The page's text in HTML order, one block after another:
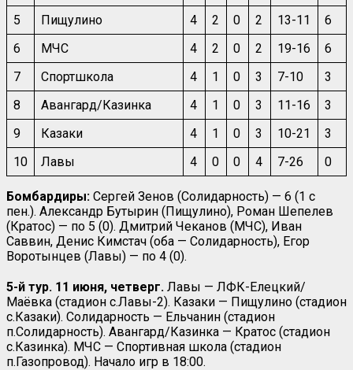
5
Пищулино 4 2 0 2 13-11
6
6
МЧС 4 2 0 2 19-16
6
7
Спортшкола 4 1 0 3 7-10
3
8
Авангард/Казинка 4 1 0 3 11-16
3
9
Казаки 4 1 0 3 10-21
3
10
Лавы 4 0 0 4 7-26 0
Бомбардиры: Сергей Зенов (Солидарность) — 6 (1 с
пен.). Александр Бутырин (Пищулино), Роман Шепелев
(Кратос) — по 5 (0). Дмитрий Чеканов (МЧС), Иван
Саввин, Денис Кимстач (оба — Солидарность), Егор
Воротынцев (Лавы) — по 4 (0).
5-й тур. 11 июня, четверг. Лавы — ЛФК-Елецкий/
Маёвка (стадион с.Лавы-2). Казаки — Пищулино (стадион
с.Казаки). Солидарность — Ельчанин (стадион
п.Солидарность). Авангард/Казинка — Кратос (стадион
с.Казинка). МЧС — Спортивная школа (стадион
п.Газопровод). Начало игр в 18:00.